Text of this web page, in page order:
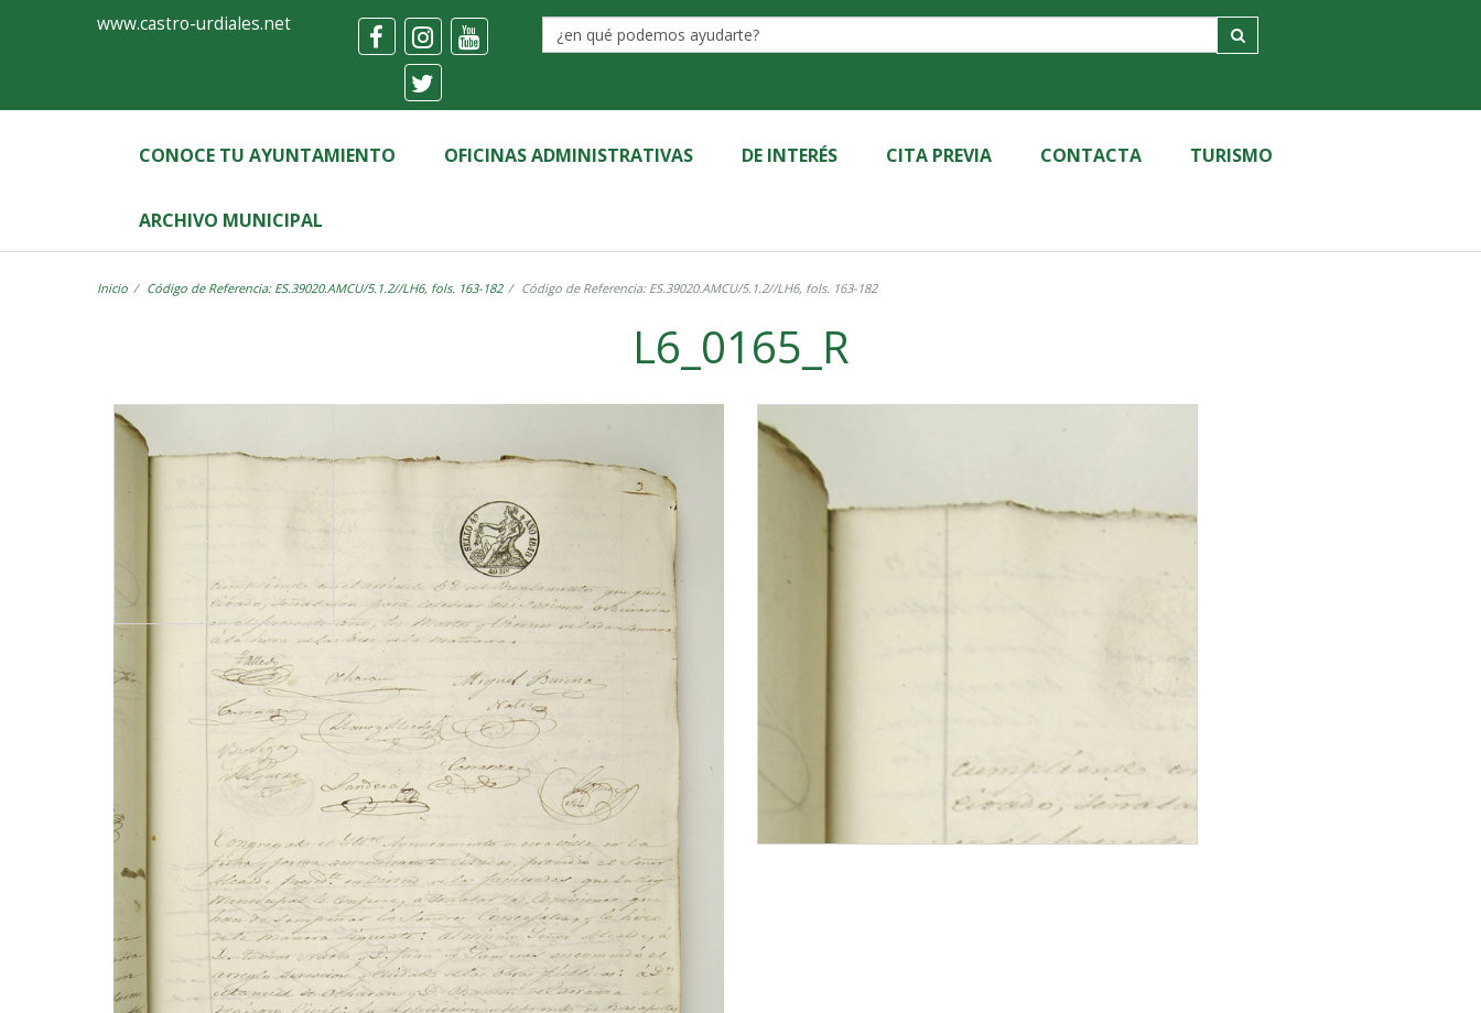
Ayuntamiento
Castro-
Urdiales
www.castro-urdiales.net
CONOCE TU AYUNTAMIENTO OFICINAS ADMINISTRATIVAS DE INTERÉS CITA PREVIA CONTACTA TURISMO
ARCHIVO MUNICIPAL
Inicio Código de Referencia: ES.39020.AMCU/5.1.2//LH6, fols. 163-182 Código de Referencia: ES.39020.AMCU/5.1.2//LH6, fols. 163-182
L6_0165_R